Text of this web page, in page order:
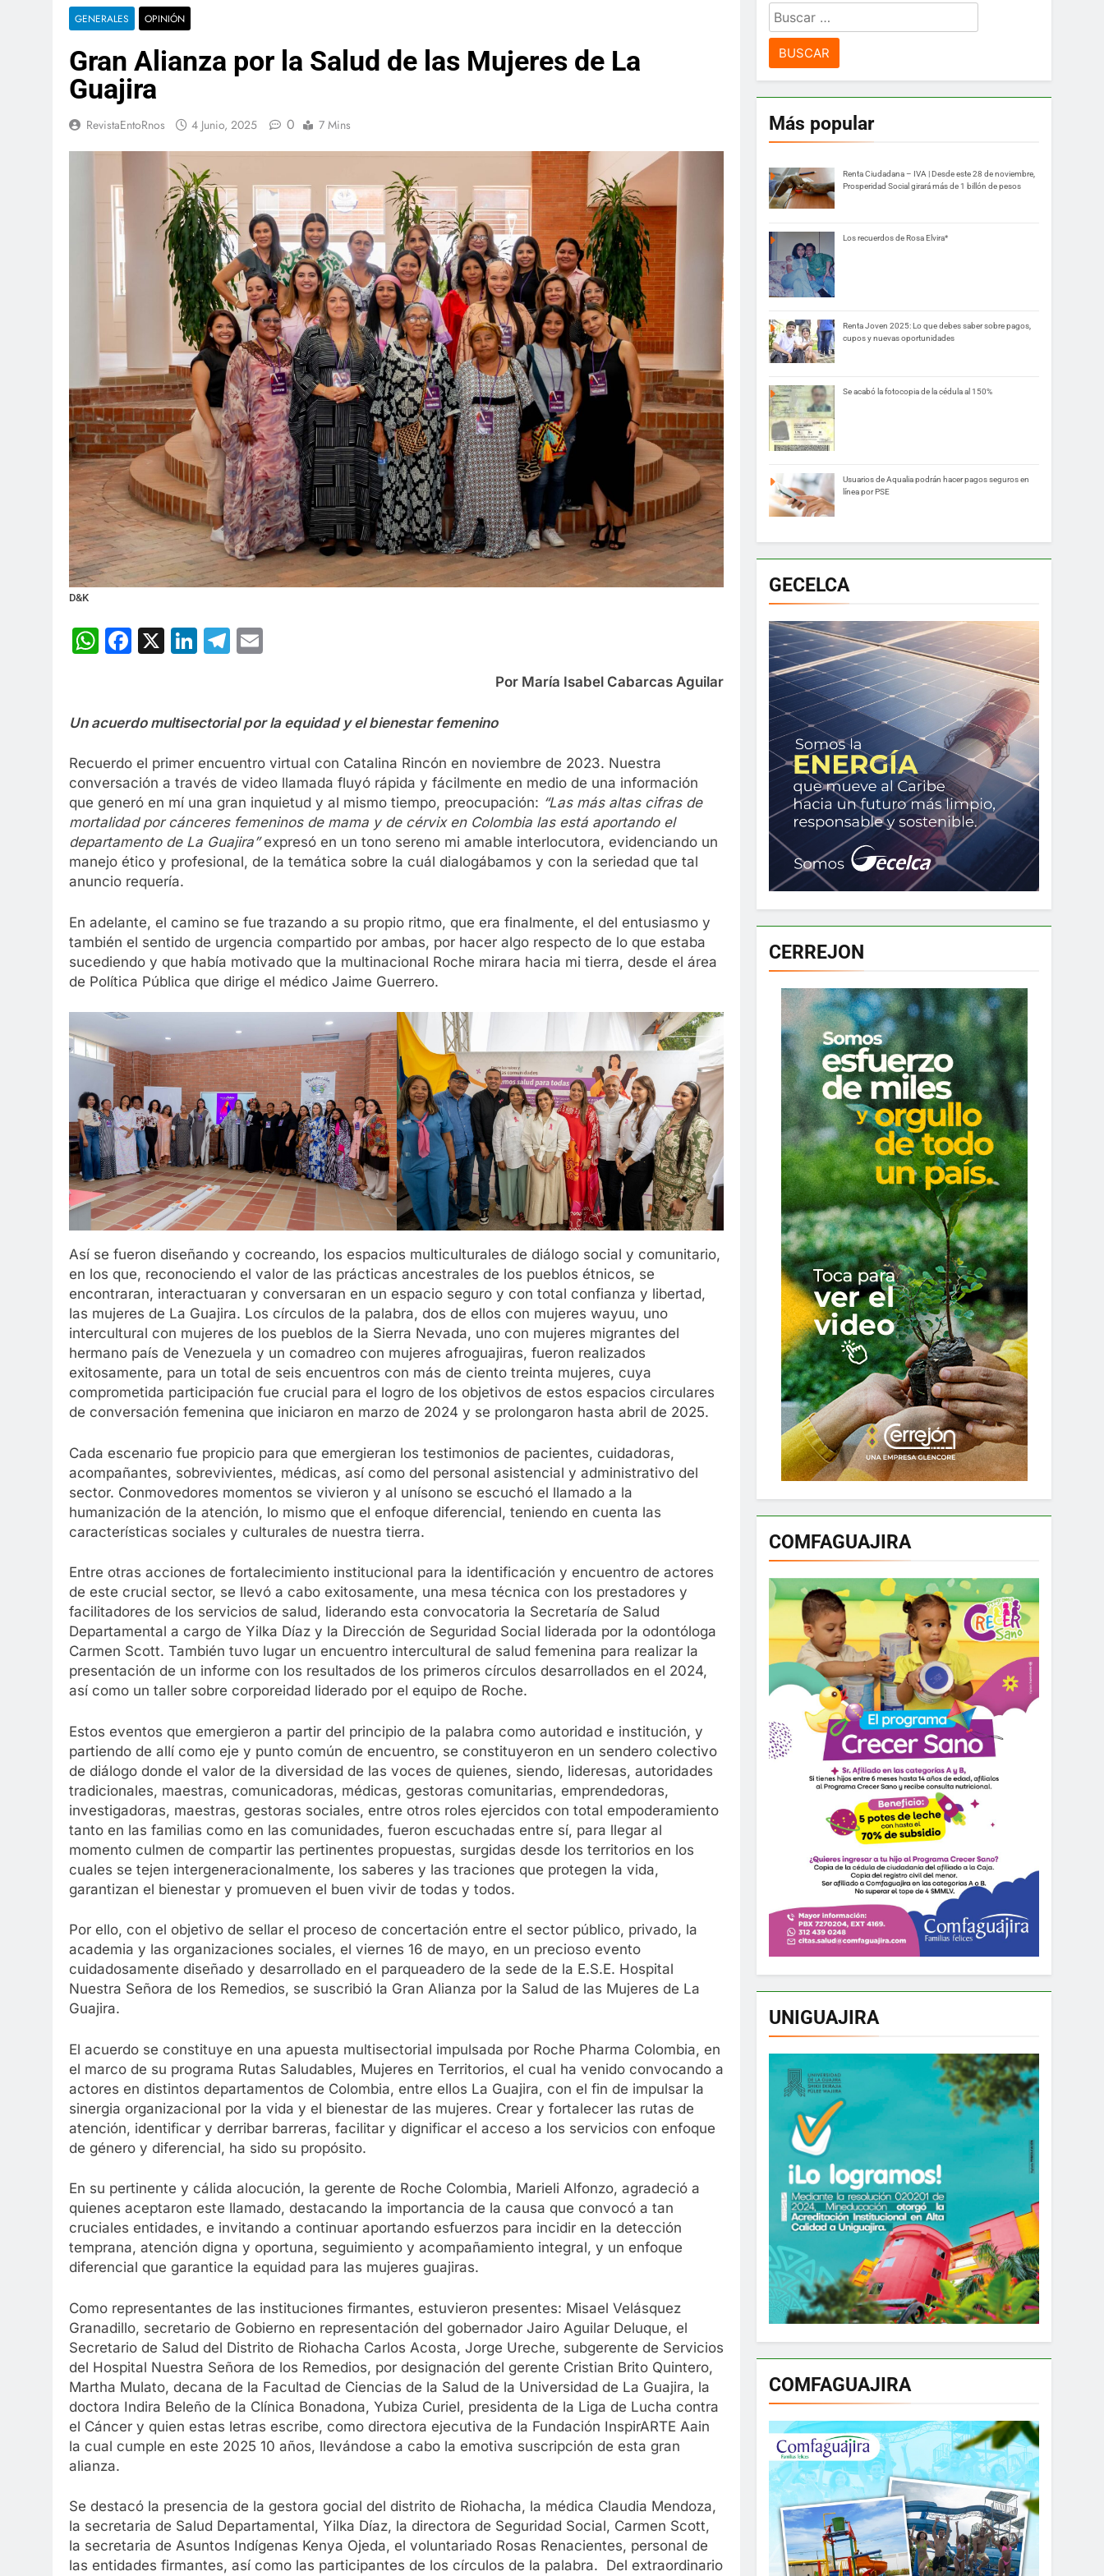
GENERALES OPINIÓN
Gran Alianza por la Salud de las Mujeres de La
Guajira
RevistaEntoRnos 4 Junio, 2025 0 7 Mins
D&K
WhatsApp
Facebook
X LinkedIn
Telegram
Por María Isabel Cabarcas Aguilar
Un acuerdo multisectorial por la equidad y el bienestar femenino
Recuerdo el primer encuentro virtual con Catalina Rincón en noviembre de 2023. Nuestra
conversación a través de video llamada fluyó rápida y fácilmente en medio de una información
que generó en mí una gran inquietud y al mismo tiempo, preocupación: “Las más altas cifras de
mortalidad por cánceres femeninos de mama y de cérvix en Colombia las está aportando el
departamento de La Guajira”expresó en un tono sereno mi amable interlocutora, evidenciando un
manejo ético y profesional, de la temática sobre la cuál dialogábamos y con la seriedad que tal
anuncio requería.
En adelante, el camino se fue trazando a su propio ritmo, que era finalmente, el del entusiasmo y
también el sentido de urgencia compartido por ambas, por hacer algo respecto de lo que estaba
sucediendo y que había motivado que la multinacional Roche mirara hacia mi tierra, desde el área
de Política Pública que dirige el médico Jaime Guerrero.
Así se fueron diseñando y cocreando, los espacios multiculturales de diálogo social y comunitario,
en los que, reconociendo el valor de las prácticas ancestrales de los pueblos étnicos, se
encontraran, interactuaran y conversaran en un espacio seguro y con total confianza y libertad,
las mujeres de La Guajira. Los círculos de la palabra, dos de ellos con mujeres wayuu, uno
intercultural con mujeres de los pueblos de la Sierra Nevada, uno con mujeres migrantes del
hermano país de Venezuela y un comadreo con mujeres afroguajiras, fueron realizados
exitosamente, para un total de seis encuentros con más de ciento treinta mujeres, cuya
comprometida participación fue crucial para el logro de los objetivos de estos espacios circulares
de conversación femenina que iniciaron en marzo de 2024 y se prolongaron hasta abril de 2025.
Cada escenario fue propicio para que emergieran los testimonios de pacientes, cuidadoras,
acompañantes, sobrevivientes, médicas, así como del personal asistencial y administrativo del
sector. Conmovedores momentos se vivieron y al unísono se escuchó el llamado a la
humanización de la atención, lo mismo que el enfoque diferencial, teniendo en cuenta las
características sociales y culturales de nuestra tierra.
Entre otras acciones de fortalecimiento institucional para la identificación y encuentro de actores
de este crucial sector, se llevó a cabo exitosamente, una mesa técnica con los prestadores y
facilitadores de los servicios de salud, liderando esta convocatoria la Secretaría de Salud
Departamental a cargo de Yilka Díaz y la Dirección de Seguridad Social liderada por la odontóloga
Carmen Scott. También tuvo lugar un encuentro intercultural de salud femenina para realizar la
presentación de un informe con los resultados de los primeros círculos desarrollados en el 2024,
así como un taller sobre corporeidad liderado por el equipo de Roche.
Estos eventos que emergieron a partir del principio de la palabra como autoridad e institución, y
partiendo de allí como eje y punto común de encuentro, se constituyeron en un sendero colectivo
de diálogo donde el valor de la diversidad de las voces de quienes, siendo, lideresas, autoridades
tradicionales, maestras, comunicadoras, médicas, gestoras comunitarias, emprendedoras,
investigadoras, maestras, gestoras sociales, entre otros roles ejercidos con total empoderamiento
tanto en las familias como en las comunidades, fueron escuchadas entre sí, para llegar al
momento culmen de compartir las pertinentes propuestas, surgidas desde los territorios en los
cuales se tejen intergeneracionalmente, los saberes y las traciones que protegen la vida,
garantizan el bienestar y promueven el buen vivir de todas y todos.
Por ello, con el objetivo de sellar el proceso de concertación entre el sector público, privado, la
academia y las organizaciones sociales, el viernes 16 de mayo, en un precioso evento
cuidadosamente diseñado y desarrollado en el parqueadero de la sede de la E.S.E. Hospital
Nuestra Señora de los Remedios, se suscribió la Gran Alianza por la Salud de las Mujeres de La
Guajira.
El acuerdo se constituye en una apuesta multisectorial impulsada por Roche Pharma Colombia, en
el marco de su programa Rutas Saludables, Mujeres en Territorios, el cual ha venido convocando a
actores en distintos departamentos de Colombia, entre ellos La Guajira, con el fin de impulsar la
sinergia organizacional por la vida y el bienestar de las mujeres. Crear y fortalecer las rutas de
atención, identificar y derribar barreras, facilitar y dignificar el acceso a los servicios con enfoque
de género y diferencial, ha sido su propósito.
En su pertinente y cálida alocución, la gerente de Roche Colombia, Marieli Alfonzo, agradeció a
quienes aceptaron este llamado, destacando la importancia de la causa que convocó a tan
cruciales entidades, e invitando a continuar aportando esfuerzos para incidir en la detección
temprana, atención digna y oportuna, seguimiento y acompañamiento integral, y un enfoque
diferencial que garantice la equidad para las mujeres guajiras.
Como representantes de las instituciones firmantes, estuvieron presentes: Misael Velásquez
Granadillo, secretario de Gobierno en representación del gobernador Jairo Aguilar Deluque, el
Secretario de Salud del Distrito de Riohacha Carlos Acosta, Jorge Ureche, subgerente de Servicios
del Hospital Nuestra Señora de los Remedios, por designación del gerente Cristian Brito Quintero,
Martha Mulato, decana de la Facultad de Ciencias de la Salud de la Universidad de La Guajira, la
doctora Indira Beleño de la Clínica Bonadona, Yubiza Curiel, presidenta de la Liga de Lucha contra
el Cáncer y quien estas letras escribe, como directora ejecutiva de la Fundación InspirARTE Aain
la cual cumple en este 2025 10 años, llevándose a cabo la emotiva suscripción de esta gran
alianza.
Se destacó la presencia de la gestora gocial del distrito de Riohacha, la médica Claudia Mendoza,
la secretaria de Salud Departamental, Yilka Díaz, la directora de Seguridad Social, Carmen Scott,
la secretaria de Asuntos Indígenas Kenya Ojeda, el voluntariado Rosas Renacientes, personal de
las entidades firmantes, así como las participantes de los círculos de la palabra. Del extraordinario
Buscar:
Más popular
Renta Ciudadana – IVA | Desde este 28 de noviembre,
Prosperidad Social girará más de 1 billón de pesos
Los recuerdos de Rosa Elvira*
Renta Joven 2025: Lo que debes saber sobre pagos,
cupos y nuevas oportunidades
Se acabó la fotocopia de la cédula al 150%
Usuarios de Aqualia podrán hacer pagos seguros en
línea por PSE
GECELCA
CERREJON
COMFAGUAJIRA
UNIGUAJIRA
COMFAGUAJIRA